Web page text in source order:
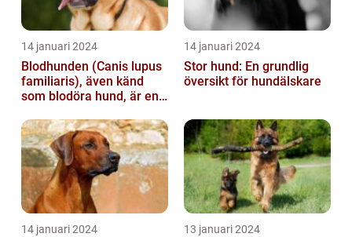
14 januari 2024
Blodhunden (Canis lupus
familiaris), även känd
som blodöra hund, är en
kara...
14 januari 2024
Stor hund: En grundlig
översikt för hundälskare
14 januari 2024 13 januari 2024